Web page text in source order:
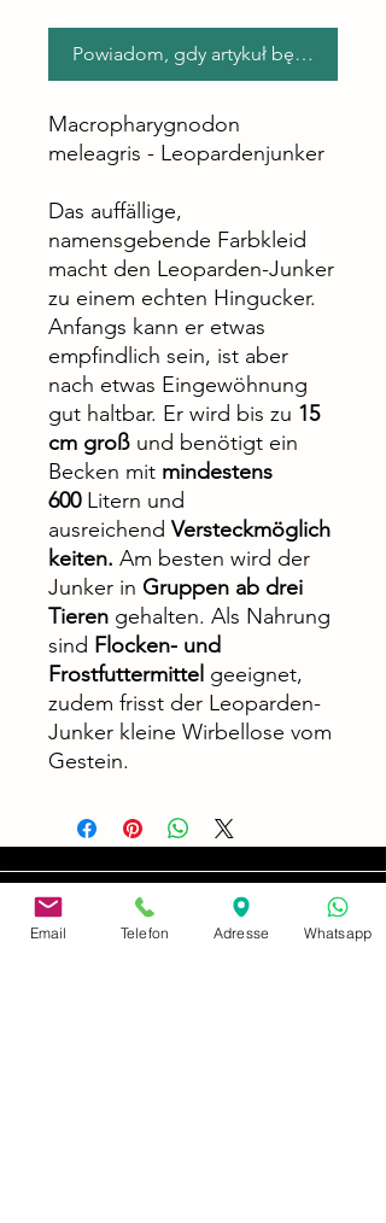
Powiadom, gdy artykuł będzie
Macropharygnodon
meleagris - Leopardenjunker
Das auffällige,
namensgebende Farbkleid
macht den Leoparden-Junker
zu einem echten Hingucker.
Anfangs kann er etwas
empfindlich sein, ist aber
nach etwas Eingewöhnung
gut haltbar. Er wird bis zu 15
cm groß und benötigt ein
Becken mit mindestens
600Litern und
ausreichend Versteckmöglich
keiten. Am besten wird der
Junker in Gruppen ab drei
Tieren gehalten. Als Nahrung
sind Flocken- und
Frostfuttermittel geeignet,
zudem frisst der Leoparden-
Junker kleine Wirbellose vom
Gestein.
Email Telefon Adresse Whatsapp